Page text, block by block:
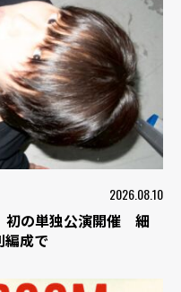
2026.08.10
初の単独公演開催 細
編成で